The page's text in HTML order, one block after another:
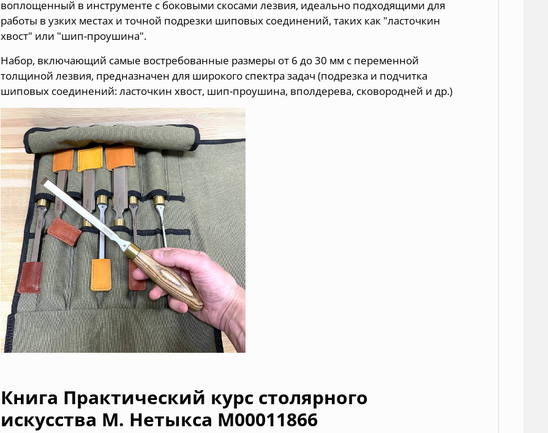
воплощенный в инструменте с боковыми скосами лезвия, идеально подходящими для
работы в узких местах и точной подрезки шиповых соединений, таких как "ласточкин
хвост" или "шип-проушина".
Набор, включающий самые востребованные размеры от 6 до 30 мм с переменной
толщиной лезвия, предназначен для широкого спектра задач (подрезка и подчитка
шиповых соединений: ласточкин хвост, шип-проушина, вполдерева, сковородней и др.)
Книга Практический курс столярного
искусства М. Нетыкса М00011866